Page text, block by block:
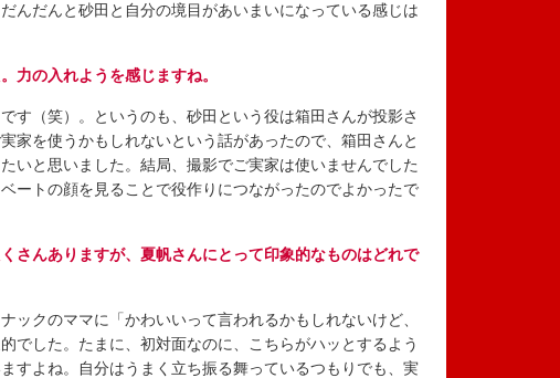
んだんと砂田と自分の境目があいまいになっている感じは
力の入れようを感じますね。
（笑）。というのも、砂田という役は箱田さんが投影さ
家を使うかもしれないという話があったので、箱田さんと
いと思いました。結局、撮影でご実家は使いませんでした
ートの顔を見ることで役作りにつながったのでよかったで
さんありますが、夏帆さんにとって印象的なものはどれで
クのママに「かわいいって言われるかもしれないけど、
でした。たまに、初対面なのに、こちらがハッとするよう
すよね。自分はうまく立ち振る舞っているつもりでも、実